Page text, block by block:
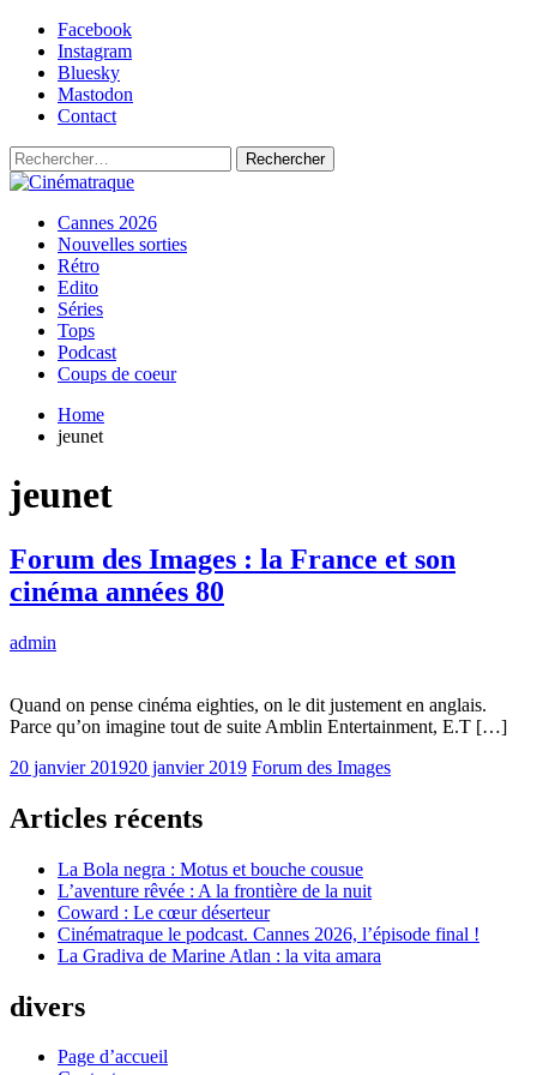
Skip
content
Facebook
Instagram
Bluesky
Mastodon
Contact
Rechercher :
Cinématraque
Si on avait du talent, on ferait des films
Primary
Menu
Cannes 2026
Nouvelles sorties
Rétro
Edito
Séries
Tops
Podcast
Coups de coeur
Home
jeunet
jeunet
Forum des Images : la France et son
cinéma années 80
admin
Quand on pense cinéma eighties, on le dit justement en anglais.
Parce qu’on imagine tout de suite Amblin Entertainment, E.T […]
20 janvier 201920 janvier 2019 Forum des Images
Articles récents
La Bola negra : Motus et bouche cousue
L’aventure rêvée : A la frontière de la nuit
Coward : Le cœur déserteur
Cinématraque le podcast. Cannes 2026, l’épisode final !
La Gradiva de Marine Atlan : la vita amara
divers
Page d’accueil